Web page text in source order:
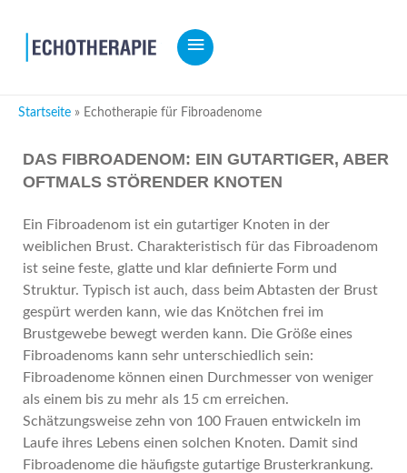
HAUPTMENÜ
Startseite Echotherapie für Fibroadenome
DAS FIBROADENOM: EIN GUTARTIGER, ABER
OFTMALS STÖRENDER KNOTEN
Ein Fibroadenom ist ein gutartiger Knoten in der
weiblichen Brust. Charakteristisch für das Fibroadenom
ist seine feste, glatte und klar definierte Form und
Struktur. Typisch ist auch, dass beim Abtasten der Brust
gespürt werden kann, wie das Knötchen frei im
Brustgewebe bewegt werden kann. Die Größe eines
Fibroadenoms kann sehr unterschiedlich sein:
Fibroadenome können einen Durchmesser von weniger
als einem bis zu mehr als 15 cm erreichen.
Schätzungsweise zehn von 100 Frauen entwickeln im
Laufe ihres Lebens einen solchen Knoten. Damit sind
Fibroadenome die häufigste gutartige Brusterkrankung.